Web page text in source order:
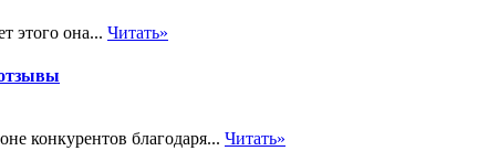
этого она... Читать»
конкурентов благодаря... Читать»